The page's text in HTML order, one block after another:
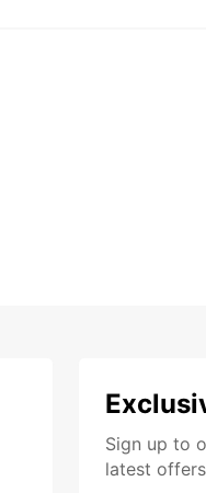
Sign up to
latest offers